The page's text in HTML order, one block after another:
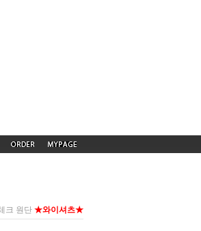
크 원단 ★와이셔츠★